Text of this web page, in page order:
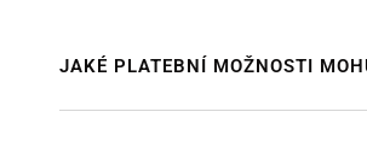
JAKÉ PLATEBNÍ MOŽNOSTI